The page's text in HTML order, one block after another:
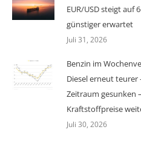
EUR/USD steigt auf
günstiger erwartet
Juli 31, 2026
Benzin im
Diesel erneut teurer
Zeitraum gesunken
Kraftstoffpreise
Juli 30, 2026